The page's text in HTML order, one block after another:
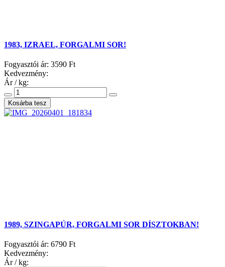
1983, IZRAEL, FORGALMI SOR!
Fogyasztói ár: 3590 Ft
Kedvezmény:
Ár / kg:
1989, SZINGAPÚR, FORGALMI SOR DÍSZTOKBAN!
Fogyasztói ár: 6790 Ft
Kedvezmény:
Ár / kg: